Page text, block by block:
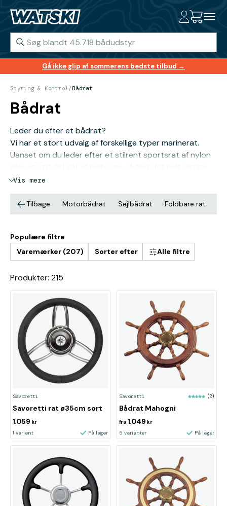
Gå ikke glip af sommerens bedste tilbud →
Styring & Kontrol/Bådrat
Bådrat
Leder du efter et bådrat?
Vi har et stort udvalg af forskellige typer marinerat.
Uanset om du leder efter et stilrent sportsrat af nylon
rat i vores shop, der både passer til sejlbåde og
motorbåde, samt de fleste styresystemer.
Vis mere
Tilbage Motorbådrat Sejlbådrat Foldbare rat
Populære filtre
Varemærker (207)
Sorter efter Alle filtre
Produkter: 215
Savoretti
Savoretti rat ø35cm sort
1.059 kr
1 variant På lager
Savoretti (3)
Bådrat Mahogni
fra 1.049 kr
5 varianter På lager